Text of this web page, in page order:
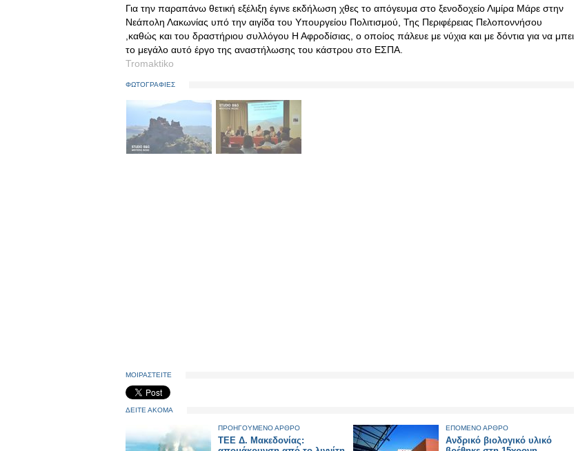
Για την παραπάνω θετική εξέλιξη έγινε εκδήλωση χθες το απόγευμα στο ξενοδοχείο Λιμίρα Μάρε στην
Νεάπολη Λακωνίας υπό την αιγίδα του Υπουργείου Πολιτισμού, Της Περιφέρειας Πελοποννήσου
,καθώς και του δραστήριου συλλόγου Η Αφροδίσιας, ο οποίος πάλευε με νύχια και με δόντια για να μπει
το μεγάλο αυτό έργο της αναστήλωσης του κάστρου στο ΕΣΠΑ.
Tromaktiko
ΦΩΤΟΓΡΑΦΙΕΣ
ΜΟΙΡΑΣΤΕΙΤΕ
ΔΕΙΤΕ ΑΚΟΜΑ
ΠΡΟΗΓΟΥΜΕΝΟ ΑΡΘΡΟ
ΤΕΕ Δ. Μακεδονίας:
ΕΠΟΜΕΝΟ ΑΡΘΡΟ
Ανδρικό βιολογικό υλικό